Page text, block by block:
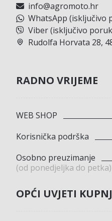
info@agromoto.hr
WhatsApp (isključivo
Viber (isključivo
Rudolfa Horvata 28,
RADNO VRIJEME
WEB SHOP
Korisnička podrška
Osobno preuzimanje
(od ponedjeljka do petka)
OPĆI UVJETI